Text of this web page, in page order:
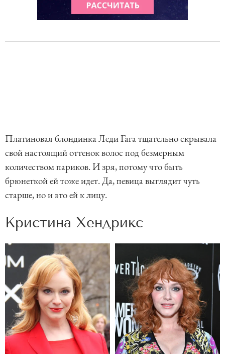
Платиновая блондинка Леди Гага тщательно скрывала
свой настоящий оттенок волос под безмерным
количеством париков. И зря, потому что быть
брюнеткой ей тоже идет. Да, певица выглядит чуть
старше, но и это ей к лицу.
Кристина Хендрикс